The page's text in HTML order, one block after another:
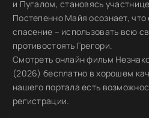
и Пугалом, становясь
Постепенно Майя осознает,
спасение – использовать всю
противостоять Грегори.
Смотреть онлайн фильм
(2026) бесплатно в хорошем
нашего портала есть
регистрации.